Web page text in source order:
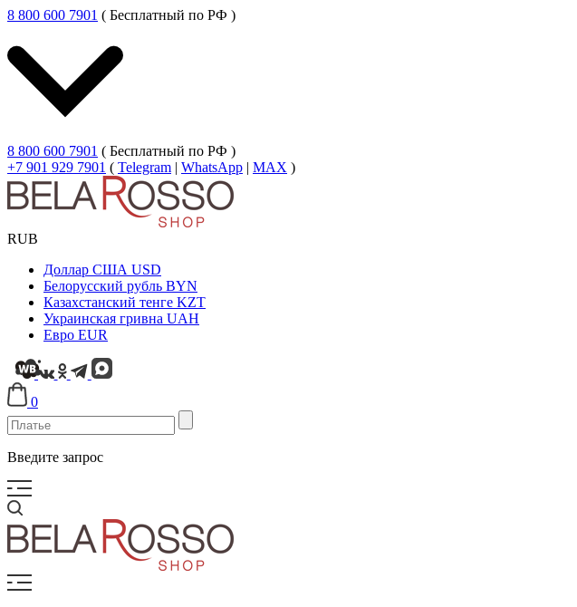
8 800 600 7901 ( Бесплатный по РФ )
8 800 600 7901 ( Бесплатный по РФ )
+7 901 929 7901 ( Telegram | WhatsApp | MAX )
RUB
Доллар США USD
Белорусский рубль BYN
Казахстанский тенге KZT
Украинская гривна UAH
Евро EUR
0
Введите запрос